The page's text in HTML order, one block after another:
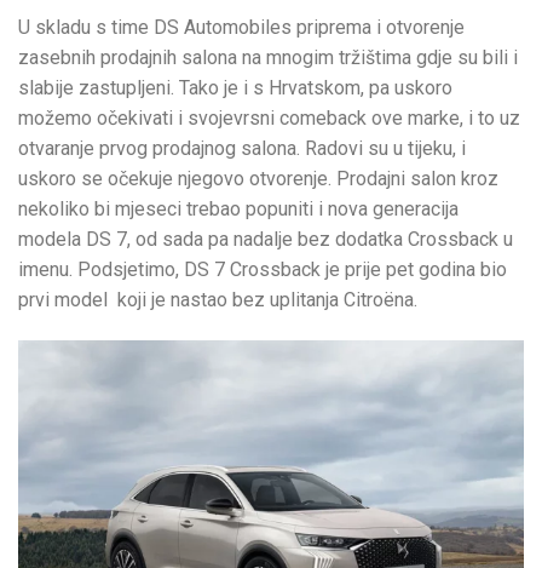
U skladu s time DS Automobiles priprema i otvorenje
zasebnih prodajnih salona na mnogim tržištima gdje su bili i
slabije zastupljeni. Tako je i s Hrvatskom, pa uskoro
možemo očekivati i svojevrsni comeback ove marke, i to uz
otvaranje prvog prodajnog salona. Radovi su u tijeku, i
uskoro se očekuje njegovo otvorenje. Prodajni salon kroz
nekoliko bi mjeseci trebao popuniti i nova generacija
modela DS 7, od sada pa nadalje bez dodatka Crossback u
imenu. Podsjetimo, DS 7 Crossback je prije pet godina bio
prvi model koji je nastao bez uplitanja Citroëna.